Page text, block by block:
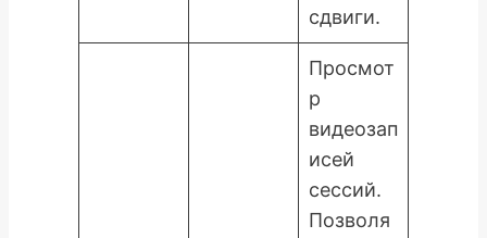
сдвиги.
Просмот
р
видеозап
исей
сессий.
Позволя